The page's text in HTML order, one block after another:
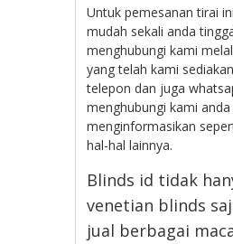
Untuk pemesanan tirai
mudah sekali anda
menghubungi kami
yang telah kami
telepon dan juga
menghubungi kami
menginformasikan
hal-hal lainnya.
Blinds id tidak
venetian blinds
jual berbagai